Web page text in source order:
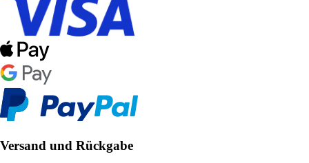
Versand und Rückgabe